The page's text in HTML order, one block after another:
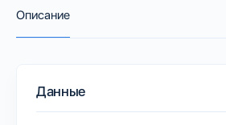
Описание
Данные